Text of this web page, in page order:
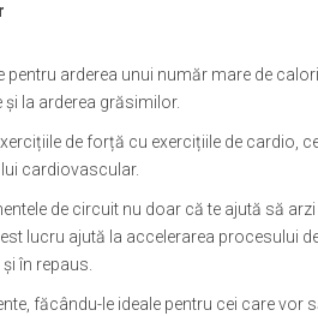
pentru arderea unui număr mare de
la arderea grăsimilor.
de forță cu exercițiile de cardio,
cardiovascular.
de circuit nu doar că te ajută să arzi
lucru ajută la accelerarea procesului
în repaus.
făcându-le ideale pentru cei care vor